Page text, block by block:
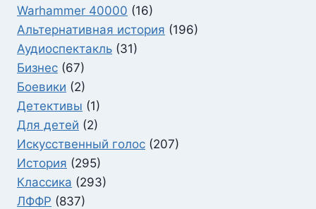
Warhammer 40000 (16)
Альтернативная история (196)
Аудиоспектакль (31)
Бизнес (67)
Боевики (2)
Детективы (1)
Для детей (2)
Искусственный голос (207)
История (295)
Классика (293)
ЛФФР (837)